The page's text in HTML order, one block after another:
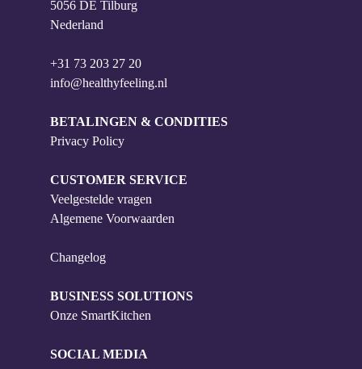
5056 DE Tilburg
Nederland
+31 73 203 27 20
info@healthyfeeling.nl
BETALINGEN & CONDITIES
Privacy Policy
CUSTOMER SERVICE
Veelgestelde vragen
Algemene Voorwaarden
Changelog
BUSINESS SOLUTIONS
Onze SmartKitchen
SOCIAL MEDIA